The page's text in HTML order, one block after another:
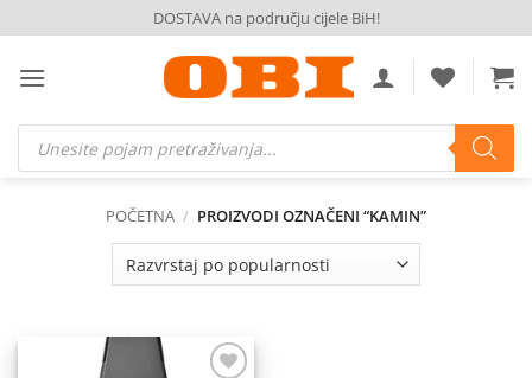
to
content
DOSTAVA na području cijele BiH!
Products
search
POČETNA / PROIZVODI OZNAČENI “KAMIN”